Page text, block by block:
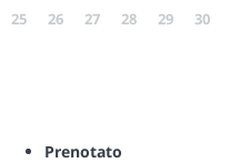
25
26 27 28 29 30
Prenotato